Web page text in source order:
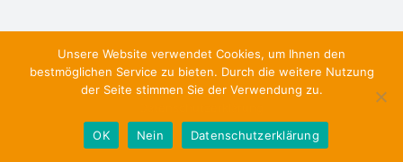
Unsere Website verwendet Cookies, um Ihnen den
bestmöglichen Service zu bieten. Durch die weitere Nutzung
der Seite stimmen Sie der Verwendung zu.
OK
Nein Datenschutzerklärung